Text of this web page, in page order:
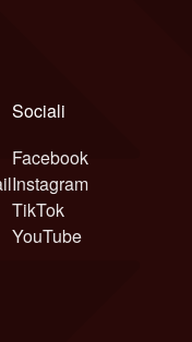
Sociali
Facebook
Instagram
TikTok
YouTube